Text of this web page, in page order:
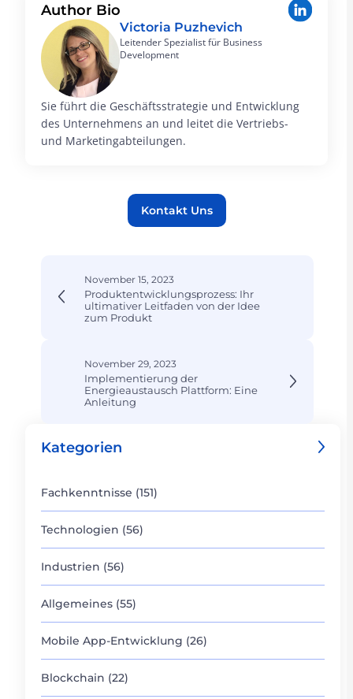
Author Bio
Victoria Puzhevich
Leitender Spezialist für Business
Development
Sie führt die Geschäftsstrategie und Entwicklung
des Unternehmens an und leitet die Vertriebs-
und Marketingabteilungen.
Kontakt Uns
November 15, 2023
Produktentwicklungsprozess: Ihr
ultimativer Leitfaden von der Idee
zum Produkt
November 29, 2023
Implementierung der
Energieaustausch Plattform: Eine
Anleitung
Kategorien
Fachkenntnisse (151)
Technologien (56)
Industrien (56)
Allgemeines (55)
Mobile App-Entwicklung (26)
Blockchain (22)